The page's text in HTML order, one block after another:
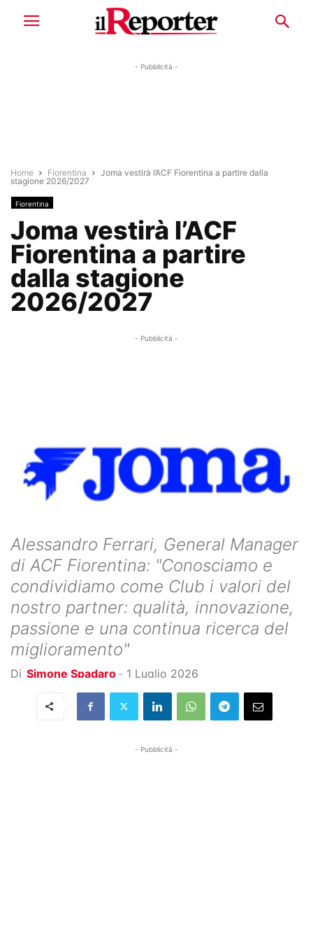
- Pubblicità -
Home Fiorentina
Joma vestirà l’ACF Fiorentina a partire dalla
stagione 2026/2027
Fiorentina
Joma vestirà l’ACF
Fiorentina a partire
dalla stagione
2026/2027
- Pubblicità -
Alessandro Ferrari, General Manager
di ACF Fiorentina: "Conosciamo e
condividiamo come Club i valori del
nostro partner: qualità, innovazione,
passione e una continua ricerca del
miglioramento"
Di Simone Spadaro - 1 Luglio 2026
- Pubblicità -